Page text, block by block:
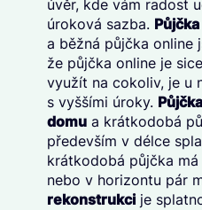
úvěr, kde vám radost
úroková sazba.
a běžná půjčka online
že půjčka online je
využít na cokoliv, je u
s vyššími úroky.
domua krátkodobá
především v délce
krátkodobá půjčka
nebo v horizontu pár
rekonstrukcije